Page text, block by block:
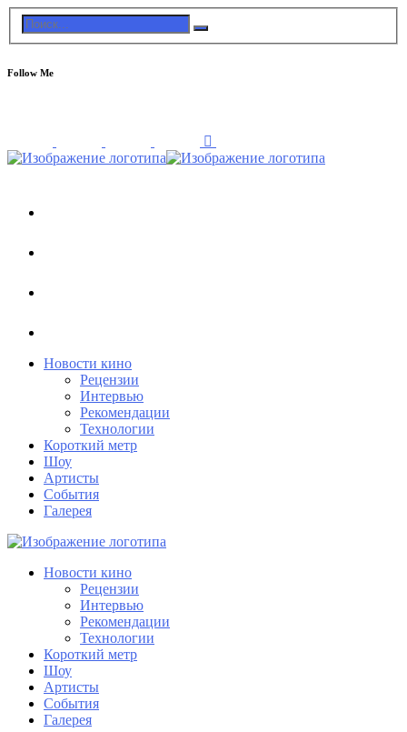
Follow Me
Новости кино
Рецензии
Интервью
Рекомендации
Технологии
Короткий метр
Шоу
Артисты
События
Галерея
Новости кино
Рецензии
Интервью
Рекомендации
Технологии
Короткий метр
Шоу
Артисты
События
Галерея